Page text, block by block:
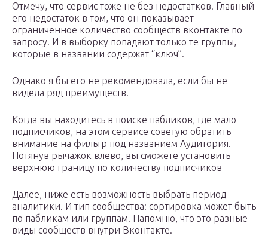
Отмечу, что сервис тоже не без недостатков. Главный
его недостаток в том, что он показывает
ограниченное количество сообществ вконтакте по
запросу. И в выборку попадают только те группы,
которые в названии содержат “ключ”.
Однако я бы его не рекомендовала, если бы не
видела ряд преимуществ.
Когда вы находитесь в поиске пабликов, где мало
подписчиков, на этом сервисе советую обратить
внимание на фильтр под названием Аудитория.
Потянув рычажок влево, вы сможете установить
верхнюю границу по количеству подписчиков
Далее, ниже есть возможность выбрать период
аналитики. И тип сообщества: сортировка может быть
по пабликам или группам. Напомню, что это разные
виды сообществ внутри Вконтакте.